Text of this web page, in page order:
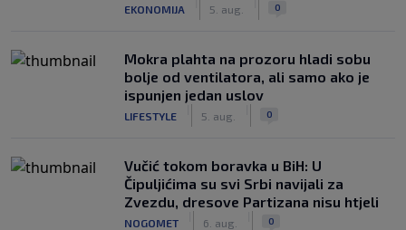
EKONOMIJA 5. aug. 0
Mokra plahta na prozoru hladi sobu
bolje od ventilatora, ali samo ako je
ispunjen jedan uslov
LIFESTYLE 5. aug. 0
Vučić tokom boravka u BiH: U
Čipuljićima su svi Srbi navijali za
Zvezdu, dresove Partizana nisu htjeli
NOGOMET 6. aug. 0